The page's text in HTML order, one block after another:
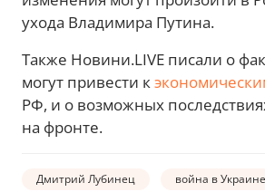
ухода Владимира Путина.
Также Новини.LIVE писали о
могут привести к
РФ, и о возможных
на фронте.
Дмитрий Лубинец война в Украине